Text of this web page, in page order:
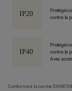
Protégé
contre la
Protégé
contre la
Avec
Conforme à la norme